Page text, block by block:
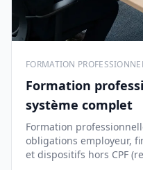
FORMATION
Formation
système complet
Formation
obligations employeur,
et dispositifs hors CPF